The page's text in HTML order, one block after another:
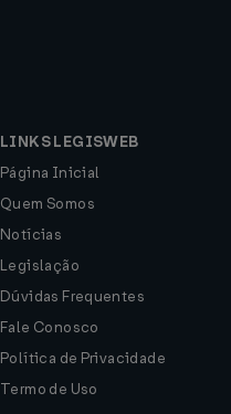
LINKS LEGISWEB
Página Inicial
Quem Somos
Notícias
Legislação
Dúvidas Frequentes
Fale Conosco
Política de Privacidade
Termo de Uso